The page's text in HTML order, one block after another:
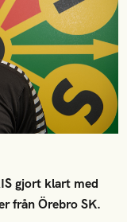
gjort klart med
från Örebro SK.